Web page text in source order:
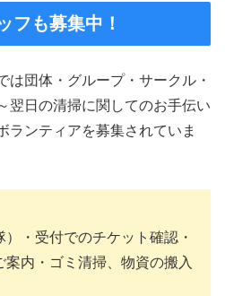
フも募集中！
は団体・グループ・サークル・
翌日の清掃に関してのお手伝い
ランティアを募集されていま
・受付でのチケット確認・
内・ゴミ清掃、物資の搬入